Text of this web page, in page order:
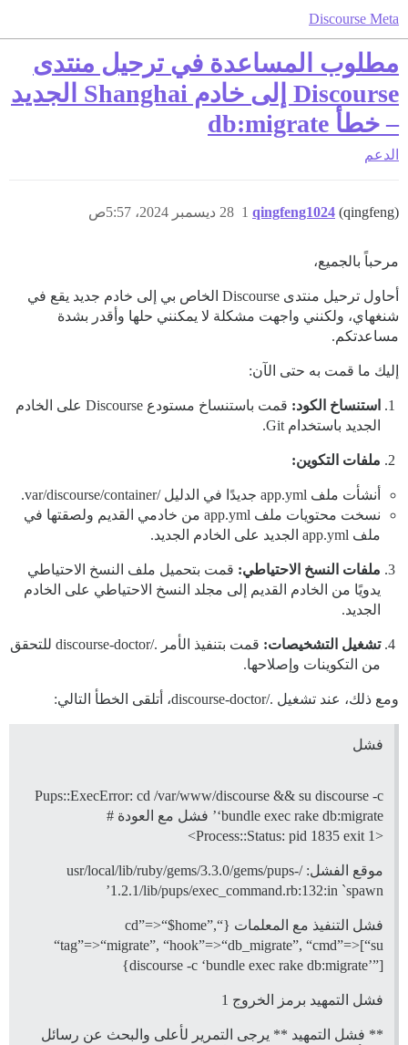
Discourse Meta
مطلوب المساعدة في ترحيل منتدى
Discourse إلى خادم Shanghai الجديد
– خطأ db:migrate
الدعم
qingfeng1024 (qingfeng) 28 ديسمبر 2024، 5:57ص 1
مرحباً بالجميع،
أحاول ترحيل منتدى Discourse الخاص بي إلى خادم جديد يقع في
شنغهاي، ولكنني واجهت مشكلة لا يمكنني حلها وأقدر بشدة
مساعدتكم.
إليك ما قمت به حتى الآن:
استنساخ الكود:
قمت باستنساخ مستودع Discourse على الخادم
الجديد باستخدام Git.
ملفات التكوين:
أنشأت ملف app.yml جديدًا في الدليل /var/discourse/container.
نسخت محتويات ملف app.yml من خادمي القديم ولصقتها في
ملف app.yml الجديد على الخادم الجديد.
ملفات النسخ الاحتياطي: قمت بتحميل ملف النسخ الاحتياطي
يدويًا من الخادم القديم إلى مجلد النسخ الاحتياطي على الخادم
الجديد.
تشغيل التشخيصات:
قمت بتنفيذ الأمر ./discourse-doctor للتحقق
من التكوينات وإصلاحها.
ومع ذلك، عند تشغيل ./discourse-doctor، أتلقى الخطأ التالي:
فشل
Pups::ExecError: cd /var/www/discourse && su discourse -c
‘bundle exec rake db:migrate’ فشل مع العودة #
<Process::Status: pid 1835 exit 1>
موقع الفشل: /usr/local/lib/ruby/gems/3.3.0/gems/pups-
1.2.1/lib/pups/exec_command.rb:132:in `spawn’
فشل التنفيذ مع المعلمات {“cd”=>“$home”,
“tag”=>“migrate”, “hook”=>“db_migrate”, “cmd”=>[“su
discourse -c ‘bundle exec rake db:migrate’”]}
فشل التمهيد برمز الخروج 1
** فشل التمهيد ** يرجى التمرير لأعلى والبحث عن رسائل